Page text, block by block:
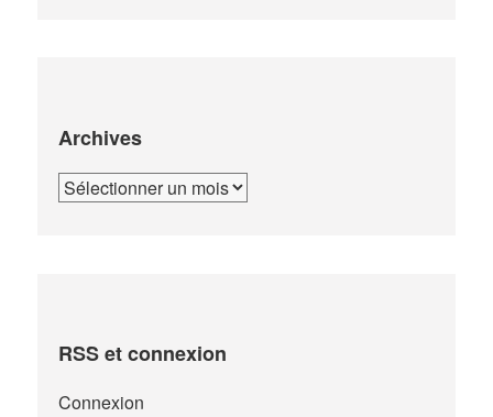
Archives
Archives
RSS et connexion
Connexion